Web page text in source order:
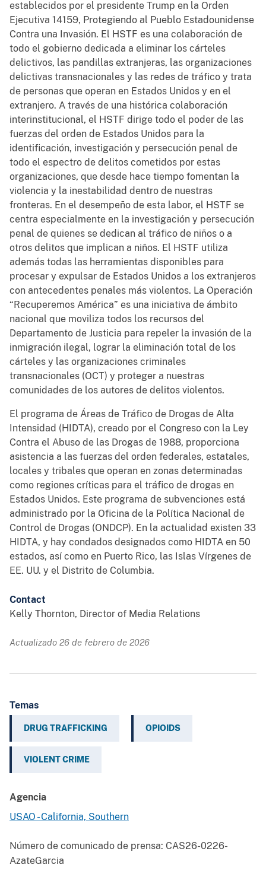
establecidos por el presidente Trump en la Orden
Ejecutiva 14159, Protegiendo al Pueblo Estadounidense
Contra una Invasión. El HSTF es una colaboración de
todo el gobierno dedicada a eliminar los cárteles
delictivos, las pandillas extranjeras, las organizaciones
delictivas transnacionales y las redes de tráfico y trata
de personas que operan en Estados Unidos y en el
extranjero. A través de una histórica colaboración
interinstitucional, el HSTF dirige todo el poder de las
fuerzas del orden de Estados Unidos para la
identificación, investigación y persecución penal de
todo el espectro de delitos cometidos por estas
organizaciones, que desde hace tiempo fomentan la
violencia y la inestabilidad dentro de nuestras
fronteras. En el desempeño de esta labor, el HSTF se
centra especialmente en la investigación y persecución
penal de quienes se dedican al tráfico de niños o a
otros delitos que implican a niños. El HSTF utiliza
además todas las herramientas disponibles para
procesar y expulsar de Estados Unidos a los extranjeros
con antecedentes penales más violentos. La Operación
“Recuperemos América” es una iniciativa de ámbito
nacional que moviliza todos los recursos del
Departamento de Justicia para repeler la invasión de la
inmigración ilegal, lograr la eliminación total de los
cárteles y las organizaciones criminales
transnacionales (OCT) y proteger a nuestras
comunidades de los autores de delitos violentos.
El programa de Áreas de Tráfico de Drogas de Alta
Intensidad (HIDTA), creado por el Congreso con la Ley
Contra el Abuso de las Drogas de 1988, proporciona
asistencia a las fuerzas del orden federales, estatales,
locales y tribales que operan en zonas determinadas
como regiones críticas para el tráfico de drogas en
Estados Unidos. Este programa de subvenciones está
administrado por la Oficina de la Política Nacional de
Control de Drogas (ONDCP). En la actualidad existen 33
HIDTA, y hay condados designados como HIDTA en 50
estados, así como en Puerto Rico, las Islas Vírgenes de
EE. UU. y el Distrito de Columbia.
Contact
Kelly Thornton, Director of Media Relations
Actualizado 26 de febrero de 2026
Temas
DRUG TRAFFICKING OPIOIDS
VIOLENT CRIME
Agencia
USAO - California, Southern
Número de comunicado de prensa: CAS26-0226-
AzateGarcia